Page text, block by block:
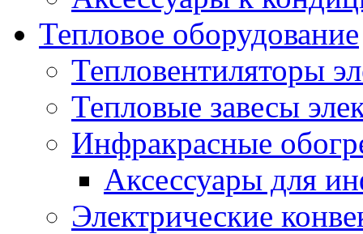
Тепловое оборудование
Тепловентиляторы
Тепловые завесы
Инфракрасные
Аксессуары для
Электрические